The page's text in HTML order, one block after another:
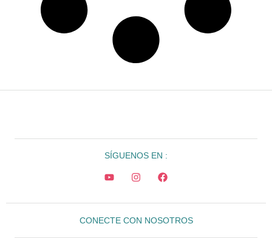
SÍGUENOS EN :
CONECTE CON NOSOTROS